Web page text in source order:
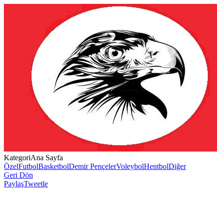
KategoriAna Sayfa
ÖzelFutbolBasketbolDemir PençelerVoleybolHentbolDiğer
Geri Dön
PaylaşTweetle